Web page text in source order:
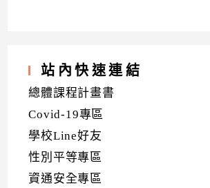
站內快速連結
總體課程計畫書
Covid-19專區
學校Line好友
性別平等專區
資通安全專區